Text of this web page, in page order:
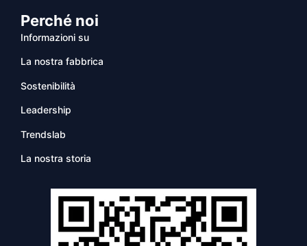
Perché noi
Informazioni su
La nostra fabbrica
Sostenibilità
Leadership
Trendslab
La nostra storia